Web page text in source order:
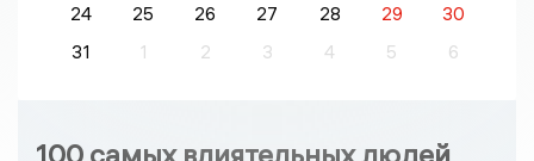
24
25 26 27 28 29
30
31
1 2 3 4 5 6
100 самых влиятельных людей